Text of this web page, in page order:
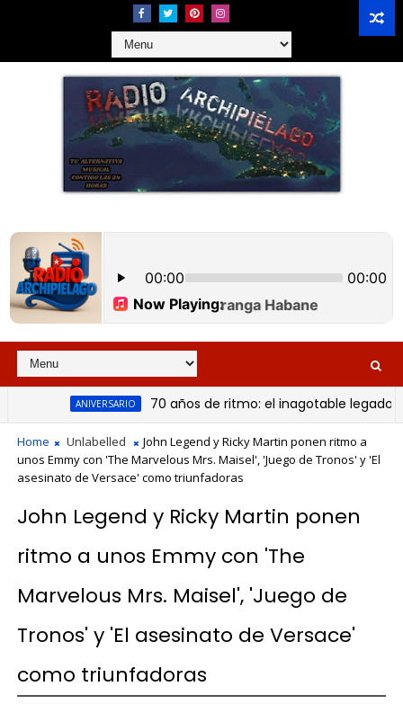
ANIVERSARIO 70 años de ritmo: el inagotable legado de la
Home Unlabelled
John Legend y Ricky Martin ponen ritmo a
unos Emmy con 'The Marvelous Mrs. Maisel', 'Juego de Tronos' y 'El
asesinato de Versace' como triunfadoras
John Legend y Ricky Martin ponen
ritmo a unos Emmy con 'The
Marvelous Mrs. Maisel', 'Juego de
Tronos' y 'El asesinato de Versace'
como triunfadoras